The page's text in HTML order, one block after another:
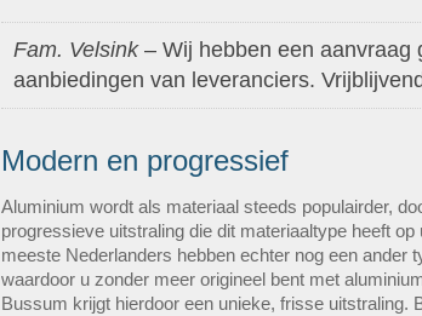
Fam. Velsink– Wij hebben een aanvraag
aanbiedingen van leveranciers.
Modern en progressief
Aluminium wordt als materiaal steeds populairder,
progressieve uitstraling die dit materiaaltype heeft
meeste Nederlanders hebben echter nog een ander
waardoor u zonder meer origineel bent met
Bussum krijgt hierdoor een unieke, frisse uitstraling.